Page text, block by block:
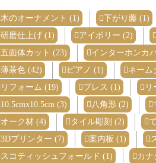
木のオーナメント (1) 下がり藤 (1)
研磨仕上げ (1)
アイボリー (2)
五面体カット (23)
インターホンカ
薄茶色 (42)
ピアノ (1) ネーム
リフォーム (19)
プレス (1) リ
10.5cmx10.5cm (3)
八角形 (2)
オーク材 (4)
タイル彫刻 (2)
3Dプリンター (7)
案内板 (1)
スコティッシュフォールド (1)
カナ